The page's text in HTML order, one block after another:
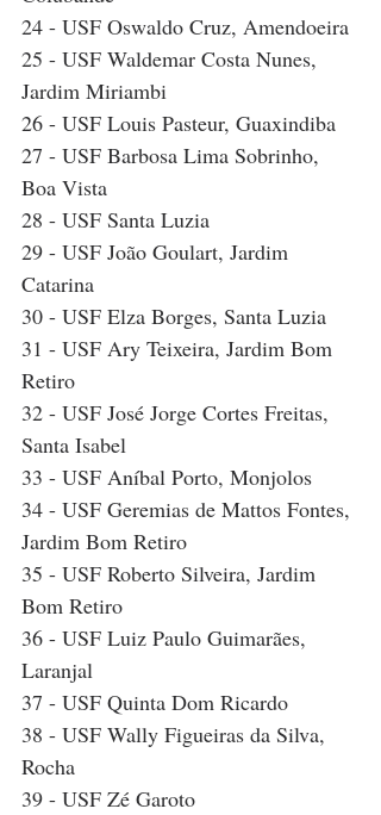
24 - USF Oswaldo Cruz, Amendoeira
25 - USF Waldemar Costa Nunes,
Jardim Miriambi
26 - USF Louis Pasteur, Guaxindiba
27 - USF Barbosa Lima Sobrinho,
Boa Vista
28 - USF Santa Luzia
29 - USF João Goulart, Jardim
Catarina
30 - USF Elza Borges, Santa Luzia
31 - USF Ary Teixeira, Jardim Bom
Retiro
32 - USF José Jorge Cortes Freitas,
Santa Isabel
33 - USF Aníbal Porto, Monjolos
34 - USF Geremias de Mattos Fontes,
Jardim Bom Retiro
35 - USF Roberto Silveira, Jardim
Bom Retiro
36 - USF Luiz Paulo Guimarães,
Laranjal
37 - USF Quinta Dom Ricardo
38 - USF Wally Figueiras da Silva,
Rocha
39 - USF Zé Garoto